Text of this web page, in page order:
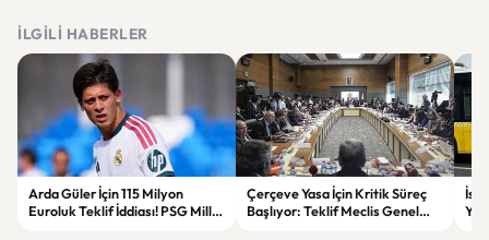
İLGILI HABERLER
Arda Güler İçin 115 Milyon
Euroluk Teklif İddiası! PSG Milli
Çerçeve Yasa İçin Kritik Süreç
Başlıyor: Teklif Meclis Genel